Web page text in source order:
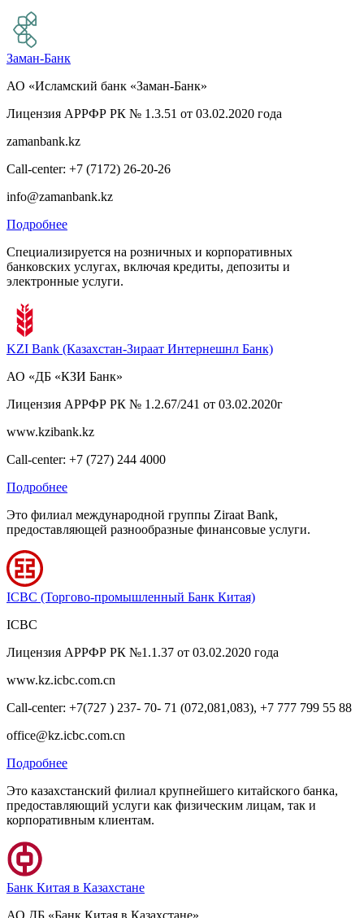
Заман-Банк
АО «Исламский банк «Заман-Банк»
Лицензия АРРФР РК № 1.3.51 от 03.02.2020 года
zamanbank.kz
Call-center: +7 (7172) 26-20-26
info@zamanbank.kz
Подробнее
Специализируется на розничных и корпоративных
банковских услугах, включая кредиты, депозиты и
электронные услуги.
KZI Bank (Казахстан-Зираат Интернешнл Банк)
АО «ДБ «КЗИ Банк»
Лицензия АРРФР РК № 1.2.67/241 от 03.02.2020г
www.kzibank.kz
Call-center: +7 (727) 244 4000
Подробнее
Это филиал международной группы Ziraat Bank,
предоставляющей разнообразные финансовые услуги.
ICBC (Торгово-промышленный Банк Китая)
ICBC
Лицензия АРРФР РК №1.1.37 от 03.02.2020 года
www.kz.icbc.com.cn
Call-center: +7(727 ) 237- 70- 71 (072,081,083), +7 777 799 55 88
office@kz.icbc.com.cn
Подробнее
Это казахстанский филиал крупнейшего китайского банка,
предоставляющий услуги как физическим лицам, так и
корпоративным клиентам.
Банк Китая в Казахстане